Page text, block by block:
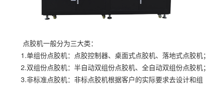
点胶机一般分为三大类：
1.单组份点胶机：点胶控制器、桌面式点胶机、落地式点胶机；
2.双组份点胶机： 半自动双组份点胶机、全自动双组份点胶机；
3.非标准点胶机： 非标点胶机根据客户的实际要求去设计和组